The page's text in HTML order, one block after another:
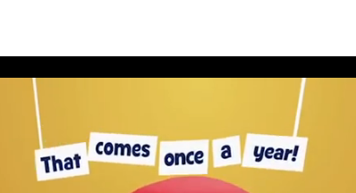
ประจำเดือนพฤศจิกายน 2562 อัลบั้ม 9